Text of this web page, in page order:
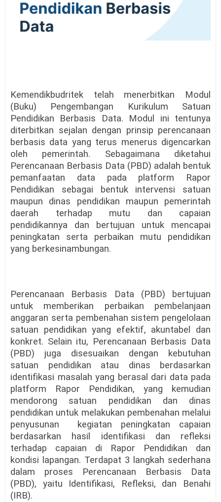
Kemendikbudritek telah menerbitkan Modul
(Buku) Pengembangan Kurikulum Satuan
Pendidikan Berbasis Data. Modul ini tentunya
diterbitkan sejalan dengan prinsip perencanaan
berbasis data yang terus menerus digencarkan
oleh pemerintah. Sebagaimana diketahui
Perencanaan Berbasis Data (PBD) adalah bentuk
pemanfaatan data pada platform Rapor
Pendidikan sebagai bentuk intervensi satuan
maupun dinas pendidikan maupun pemerintah
daerah terhadap mutu dan capaian
pendidikannya dan bertujuan untuk mencapai
peningkatan serta perbaikan mutu pendidikan
yang berkesinambungan.
Perencanaan Berbasis Data (PBD) bertujuan
untuk memberikan perbaikan pembelanjaan
anggaran serta pembenahan sistem pengelolaan
satuan pendidikan yang efektif, akuntabel dan
konkret. Selain itu, Perencanaan Berbasis Data
(PBD) juga disesuaikan dengan kebutuhan
satuan pendidikan atau dinas berdasarkan
identifikasi masalah yang berasal dari data pada
platform Rapor Pendidikan, yang kemudian
mendorong satuan pendidikan dan dinas
pendidikan untuk melakukan pembenahan melalui
penyusunan
kegiatan peningkatan capaian
berdasarkan hasil identifikasi dan refleksi
terhadap capaian di Rapor Pendidikan dan
kondisi lapangan. Terdapat 3 langkah sederhana
dalam proses Perencanaan Berbasis Data
(PBD), yaitu Identifikasi, Refleksi, dan Benahi
(IRB).